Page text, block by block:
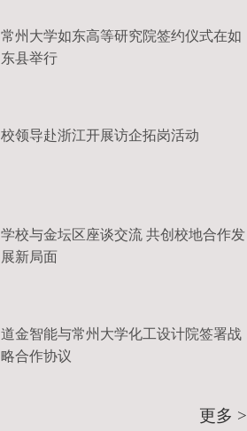
更多 >
常州大学如东高等研究院签约仪式在如
东县举行
校领导赴浙江开展访企拓岗活动
学校与金坛区座谈交流 共创校地合作发
展新局面
道金智能与常州大学化工设计院签署战
略合作协议